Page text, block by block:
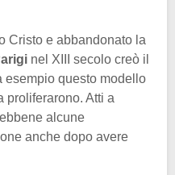
Cristo e abbandonato la
nel XIII secolo creò il
esempio questo modello
proliferarono. Atti a
alcune
anche dopo avere